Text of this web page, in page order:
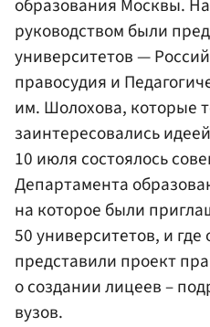
образования Москвы.
руководством были
университетов —
правосудия и
им. Шолохова, которые
заинтересовались
10 июля состоялось
Департамента
на которое были
50 университетов, и
представили проект
о создании лицеев –
вузов.